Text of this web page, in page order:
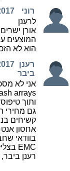
רוני
לרענן
אורן
המוצעים
הוא לא
רענן
ביבר
ותוך
גם מחירי
אחסון
בוודאי
EMC בצלילה תלולה על פי IDC ולא רק אצלם.
רענן